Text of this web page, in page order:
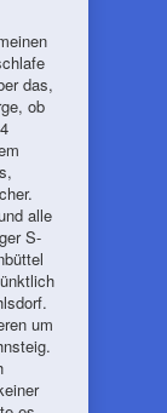
das,
ob
alle
S-
um